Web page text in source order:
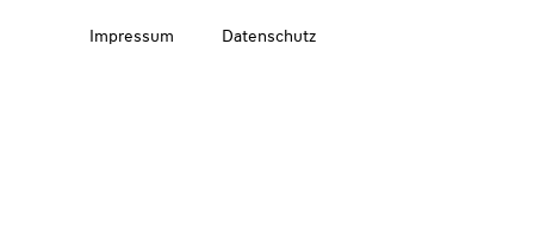
Impressum Datenschutz